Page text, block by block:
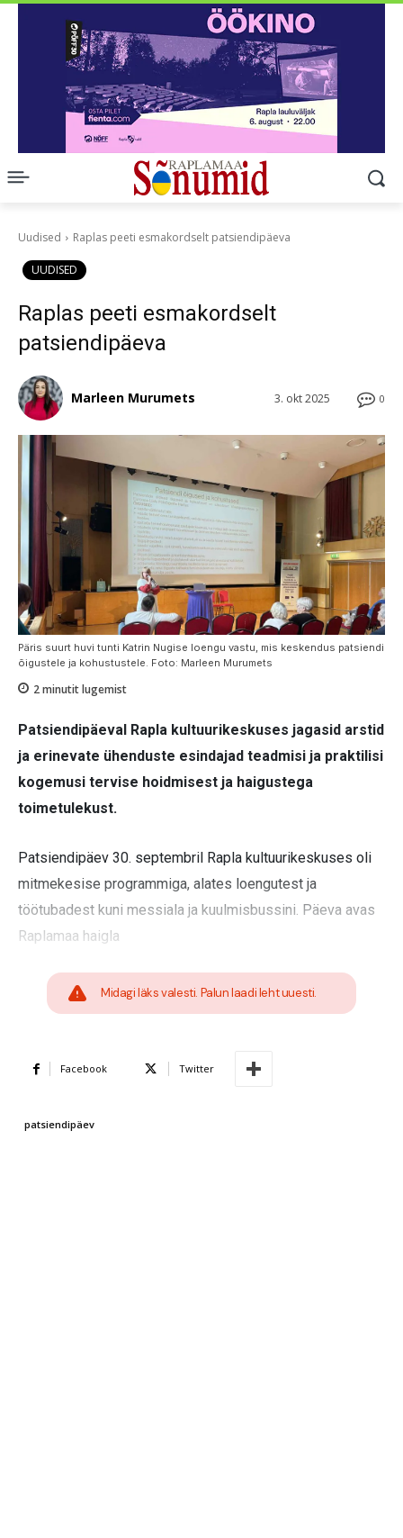
Uudised Raplas peeti esmakordselt patsiendipäeva
UUDISED
Raplas peeti esmakordselt
patsiendipäeva
0
3. okt 2025
Marleen Murumets
Päris suurt huvi tunti Katrin Nugise loengu vastu, mis keskendus patsiendi
õigustele ja kohustustele. Foto: Marleen Murumets
2minutit lugemist
Patsiendipäeval Rapla kultuurikeskuses jagasid arstid
ja erinevate ühenduste esindajad teadmisi ja praktilisi
kogemusi tervise hoidmisest ja haigustega
toimetulekust.
Patsiendipäev 30. septembril Rapla kultuurikeskuses oli
mitmekesise programmiga, alates loengutest ja
töötubadest kuni messiala ja kuulmisbussini. Päeva avas
Raplamaa haigla
Midagi läks valesti. Palun laadi leht uuesti.
Facebook Twitter
patsiendipäev